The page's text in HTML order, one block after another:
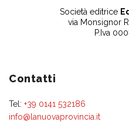
Società editrice
via Monsignor
P.Iva
Contatti
Tel: +39 0141 532186
info@lanuovaprovincia.it